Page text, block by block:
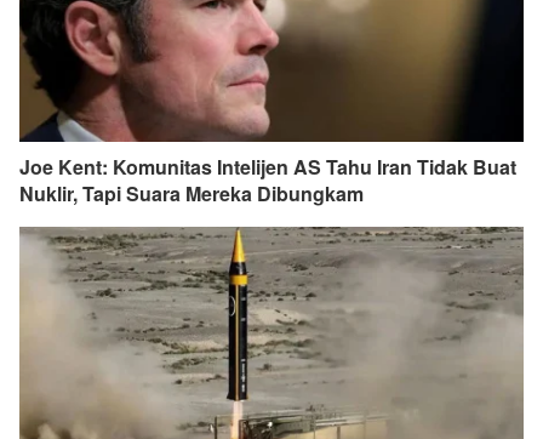
Joe Kent: Komunitas Intelijen AS Tahu Iran Tidak Buat
Nuklir, Tapi Suara Mereka Dibungkam